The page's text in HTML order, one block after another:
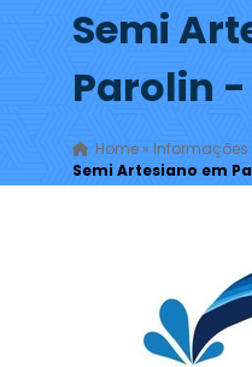
Semi
Parolin
Home» Informações
Semi Artesiano em